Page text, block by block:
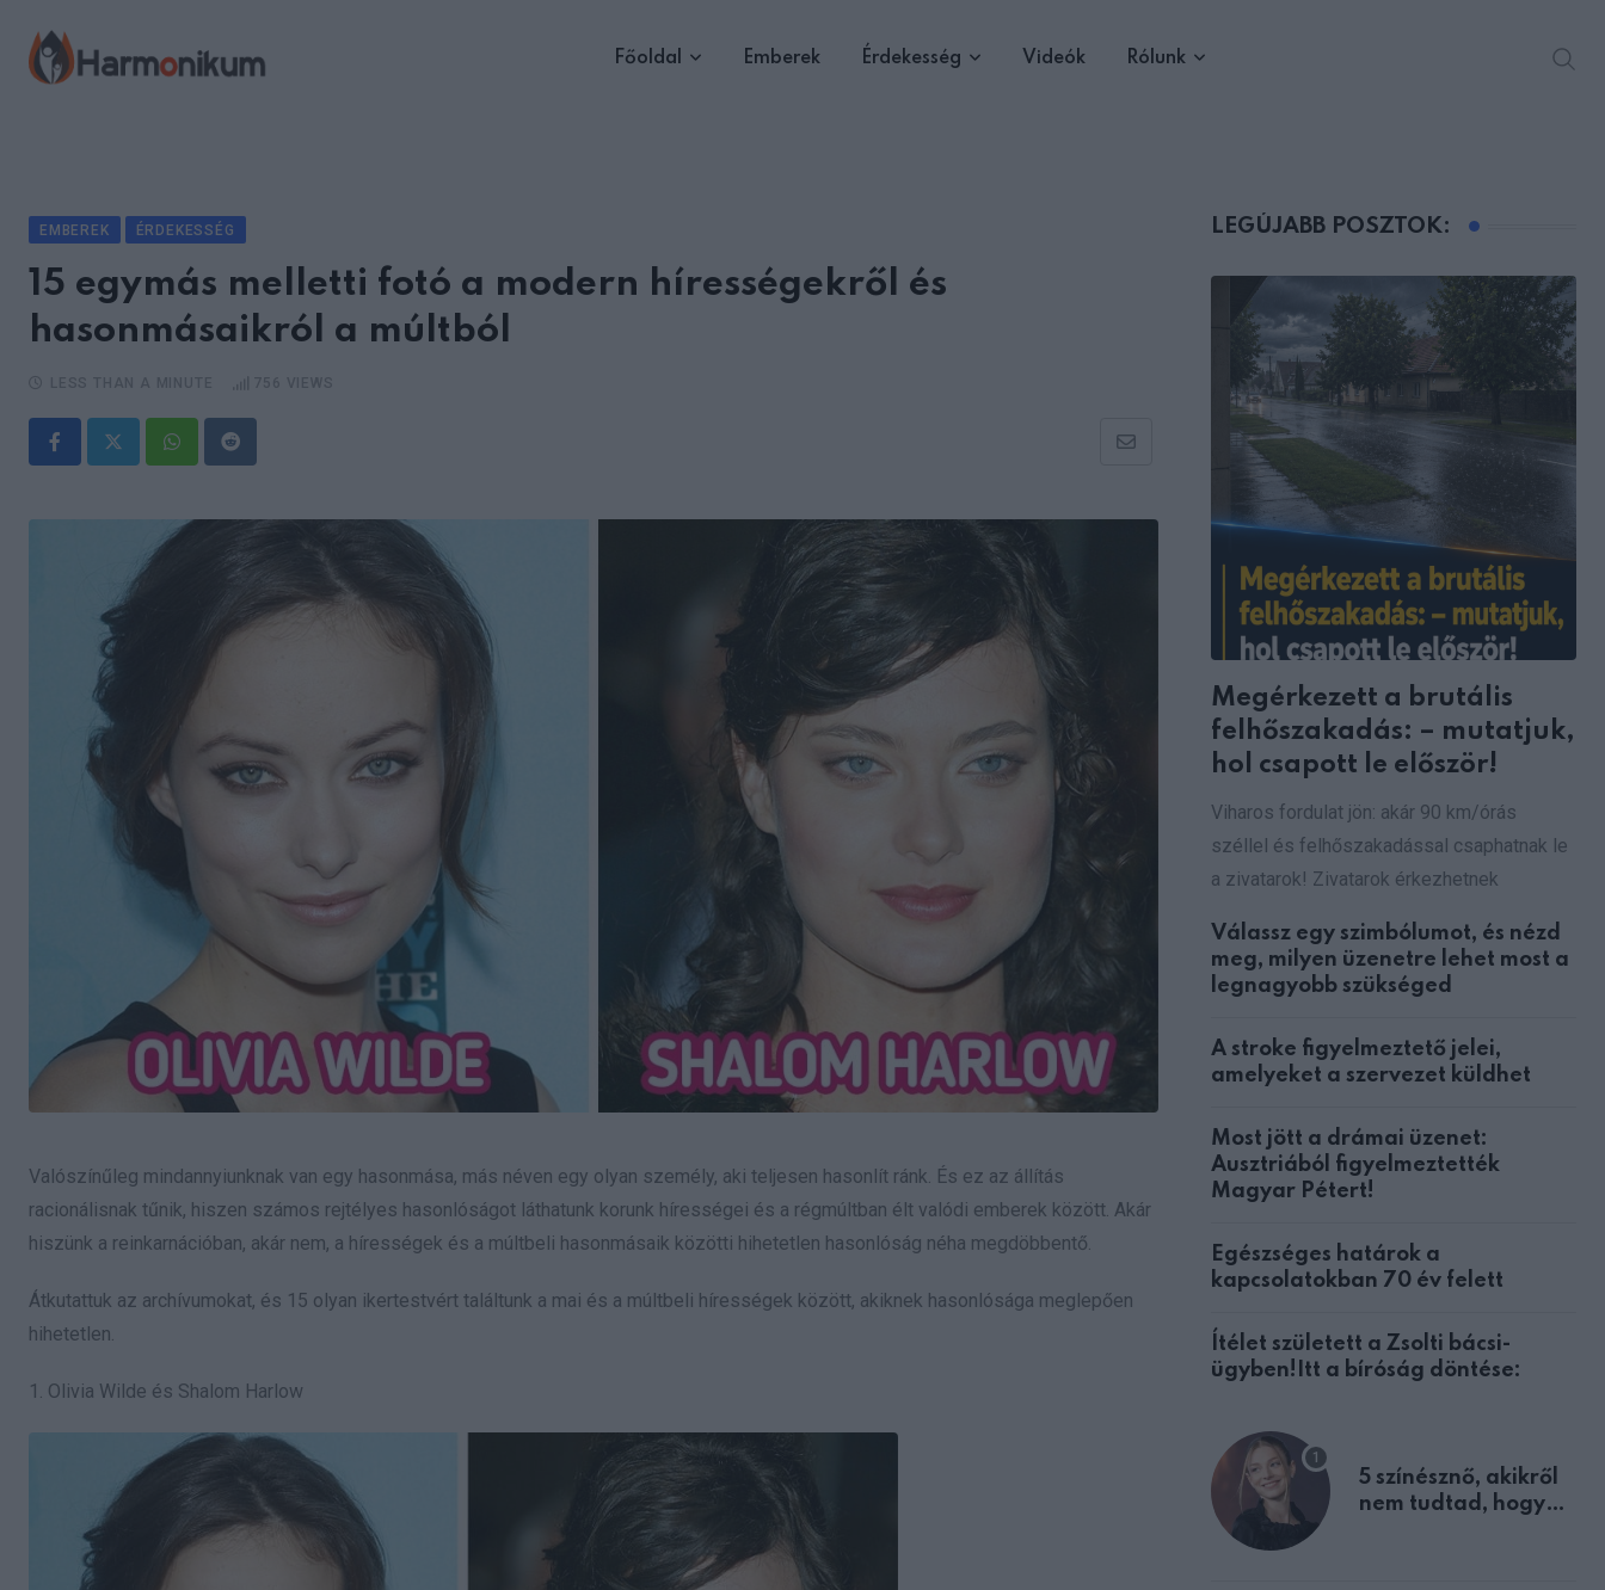
content
Főoldal Emberek Érdekesség Videók Rólunk
EMBEREK ÉRDEKESSÉG
15 egymás melletti fotó a modern hírességekről és
hasonmásaikról a múltból
WhatsappReddit
Share
Email
Valószínűleg mindannyiunknak van egy hasonmása, más néven egy olyan személy, aki teljesen hasonlít ránk. És ez az állítás
racionálisnak tűnik, hiszen számos rejtélyes hasonlóságot láthatunk korunk hírességei és a régmúltban élt valódi emberek között. Akár
hiszünk a reinkarnációban, akár nem, a hírességek és a múltbeli hasonmásaik közötti hihetetlen hasonlóság néha megdöbbentő.
Átkutattuk az archívumokat, és 15 olyan ikertestvért találtunk a mai és a múltbeli hírességek között, akiknek hasonlósága meglepően
hihetetlen.
1. Olivia Wilde és Shalom Harlow
LEGÚJABB POSZTOK:
Megérkezett a brutális
felhőszakadás: – mutatjuk,
hol csapott le először!
Viharos fordulat jön: akár 90 km/órás
széllel és felhőszakadással csaphatnak le
a zivatarok! Zivatarok érkezhetnek
Válassz egy szimbólumot, és nézd
meg, milyen üzenetre lehet most a
legnagyobb szükséged
A stroke figyelmeztető jelei,
amelyeket a szervezet küldhet
Most jött a drámai üzenet:
Ausztriából figyelmeztették
Magyar Pétert!
Egészséges határok a
kapcsolatokban 70 év felett
Ítélet született a Zsolti bácsi-
ügyben!Itt a bíróság döntése:
5 színésznő, akikről
nem tudtad, hogy